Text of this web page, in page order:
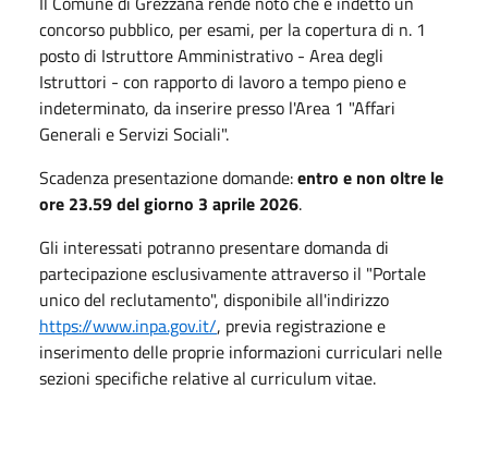
concorso pubblico, per esami, per la copertura di n. 1
posto di Istruttore Amministrativo - Area degli
Istruttori - con rapporto di lavoro a tempo pieno e
indeterminato, da inserire presso l'Area 1 "Affari
Generali e Servizi Sociali".
Scadenza presentazione domande:entro e non oltre le
ore 23.59 del giorno 3 aprile 2026.
Gli interessati potranno presentare domanda di
partecipazione esclusivamente attraverso il "Portale
unico del reclutamento", disponibile all'indirizzo
https://www.inpa.gov.it/, previa registrazione e
inserimento delle proprie informazioni curriculari nelle
sezioni specifiche relative al curriculum vitae.